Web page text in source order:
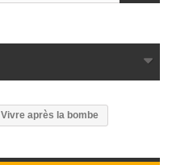
Vivre après la bombe